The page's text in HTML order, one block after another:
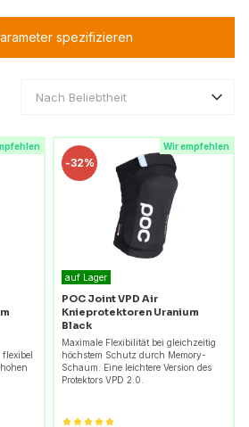
spezifizieren
Nach Beliebtheit
flexibel
Wir empfehlen
-32%
auf Lager
POC Joint VPD Air
Knieprotektoren Uranium
Black
Maximale Flexibilität bei gleichzeitig
höchstem Schutz durch Memory-
Schaum. Eine leichtere Version des
Protektors VPD 2.0.